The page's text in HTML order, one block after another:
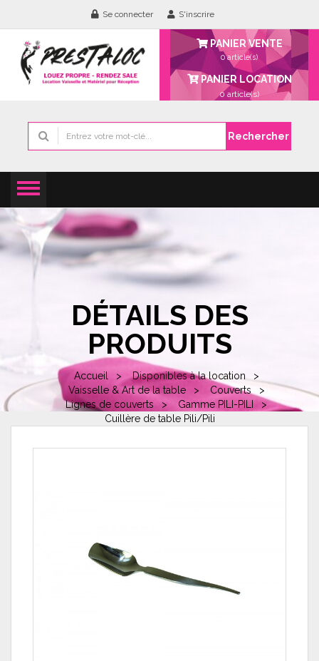
Se connecter S'inscrire
PANIER VENTE
0 article(s)
PANIER LOCATION
0 article(s)
Rechercher
DÉTAILS DES
PRODUITS
Accueil
Disponibles à la location
Vaisselle & Art de la table
Couverts
Lignes de couverts
Gamme PILI-PILI
Cuillère de table Pili/Pili